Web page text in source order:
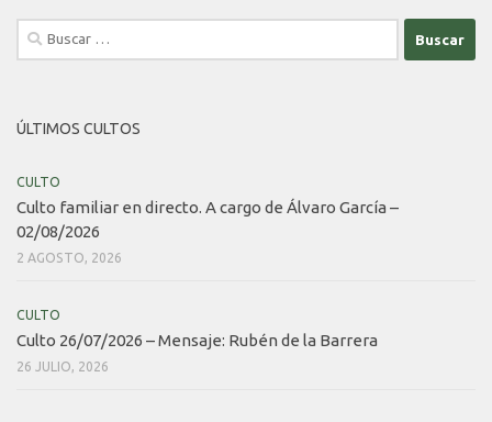
Buscar:
ÚLTIMOS CULTOS
CULTO
Culto familiar en directo. A cargo de Álvaro García –
02/08/2026
2 AGOSTO, 2026
CULTO
Culto 26/07/2026 – Mensaje: Rubén de la Barrera
26 JULIO, 2026